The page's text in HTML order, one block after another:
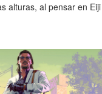
alturas, al pensar en